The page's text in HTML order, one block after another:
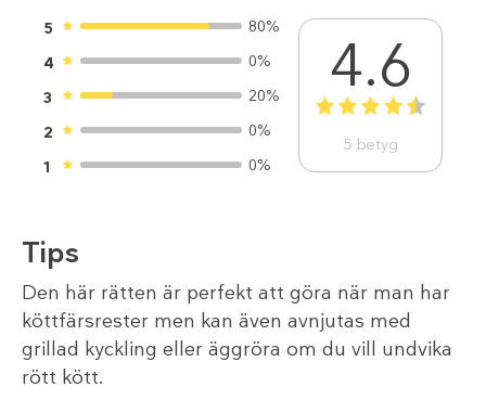
5
80%
4
0%
3
20%
2
0%
1
0%
4.6
1 2 3 4 5
5 betyg
Tips
Den här rätten är perfekt att göra när man har
köttfärsrester men kan även avnjutas med
grillad kyckling eller äggröra om du vill undvika
rött kött.